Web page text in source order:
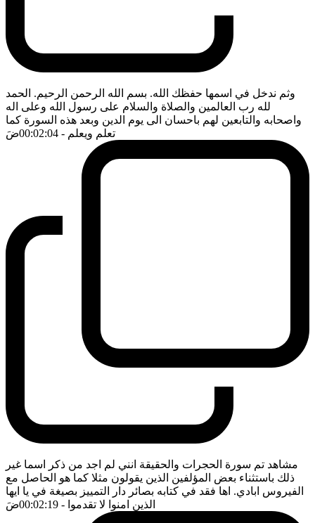
وثم ندخل في اسمها حفظك الله. بسم الله الرحمن الرحيم. الحمد
لله رب العالمين والصلاة والسلام على رسول الله وعلى اله
واصحابه والتابعين لهم باحسان الى يوم الدين وبعد هذه السورة كما
تعلم ويعلم - 00:02:04 ضَ
مشاهد تم سورة الحجرات والحقيقة انني لم اجد من ذكر اسما غير
ذلك باستثناء بعض المؤلفين الذين يقولون مثلا كما هو الحاصل مع
الفيروس ابادي. اها فقد في كتابه بصائر دار التمييز بصيغة في يا ايها
الذين امنوا لا تقدموا - 00:02:19 ضَ